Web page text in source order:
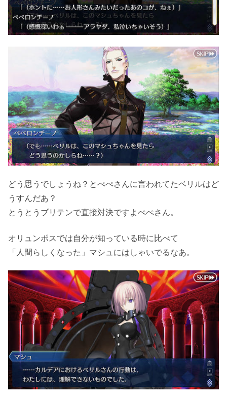
どう思うでしょうね？とぺぺさんに言われてたベリルはど
うすんだあ？
とうとうブリテンで直接対決ですよぺぺさん。
オリュンポスでは自分が知っている時に比べて
「人間らしくなった」マシュにはしゃいでるなあ。